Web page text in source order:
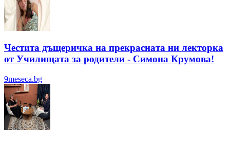
Честита дъщеричка на прекрасната ни лекторка
от Училищата за родители - Симона Крумова!
9meseca.bg